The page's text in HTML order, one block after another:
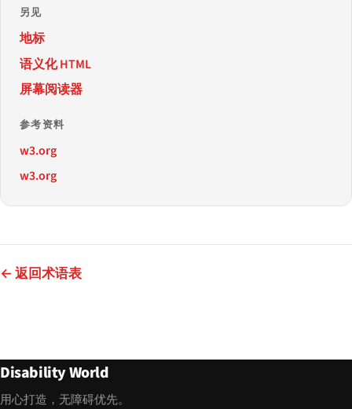
另见
地标
语义化 HTML
屏幕阅读器
参考资料
w3.org
w3.org
← 返回术语表
Disability World
用心打造，无障碍优先。